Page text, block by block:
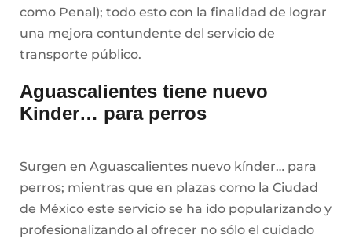
como Penal); todo esto con la finalidad de lograr
una mejora contundente del servicio de
transporte público.
Aguascalientes tiene nuevo
Kinder… para perros
Surgen en Aguascalientes nuevo kínder… para
perros; mientras que en plazas como la Ciudad
de México este servicio se ha ido popularizando y
profesionalizando al ofrecer no sólo el cuidado